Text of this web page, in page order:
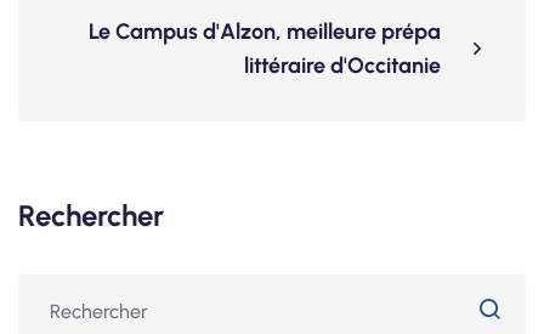
Le Campus d'Alzon, meilleure prépa
littéraire d'Occitanie
Rechercher